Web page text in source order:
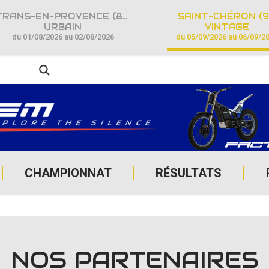
CHAMPIONNAT RÉSULTATS
TRANS-EN-PROVENCE (83)
URBAIN
du 01/08/2026 au 02/08/2026
SAINT-CHÉRON
VINTAGE
du 05/09/2026 au 06/09/
NOS PARTENAIRES